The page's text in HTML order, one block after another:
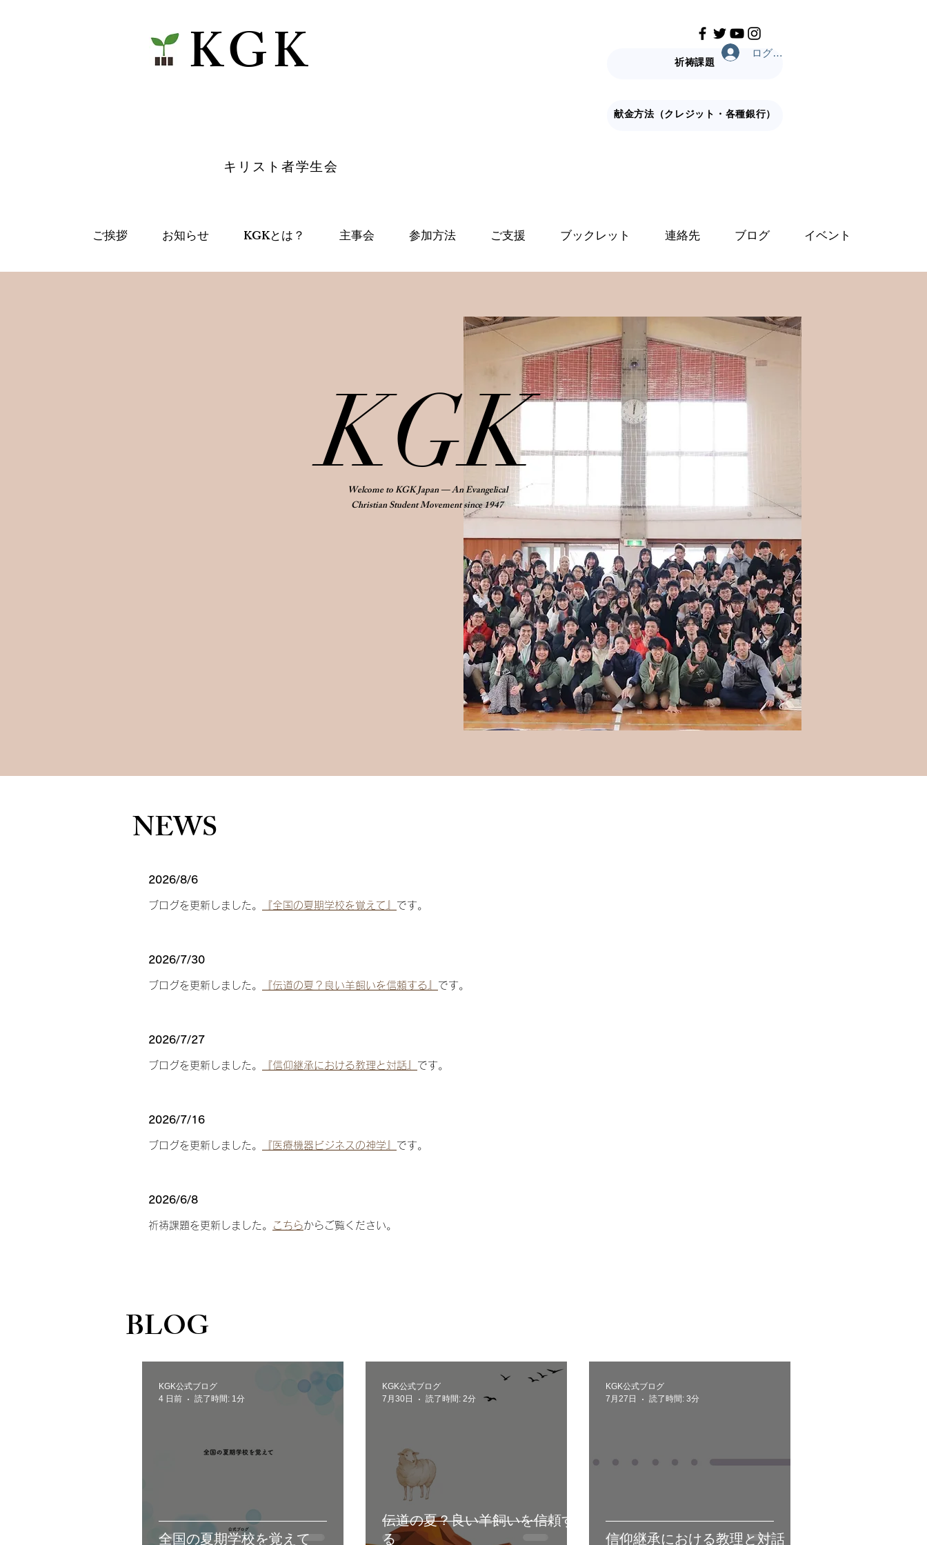
​KGK 祈祷課題
ログイン
献金方法（クレジット・各種銀行）
​キリスト者学生会
ご挨拶 お知らせ KGKとは？ 主事会 参加方法 ご支援 ブックレット 連絡先 ブログ イベント
​KGK
Welcome to KGK Japan — An Evangelical
Christian Student Movement since 1947
​NEWS
​2026/8/6
ブログを更新しました。 『全国の夏期学校を覚えて です。
​2026/7/30
ブログを更新しました。 『伝道の夏？良い羊飼いを信頼する です。
​2026/7/27
ブログを更新しました。 『信仰継承における教理と対話 です。
​2026/7/16
ブログを更新しました。 『医療機器ビジネスの神学』 です。
​2026/6/8
祈祷課題を更新しました。 こちらからご覧ください。
​BLOG
全国の夏期学校を覚えて
KGK公式ブログ
4 日前
読了時間: 1分
伝道の夏？良い羊飼いを信頼す
る
KGK公式ブログ
7月30日
読了時間: 2分
信仰継承における教理と対話
KGK公式ブログ
7月27日
読了時間: 3分